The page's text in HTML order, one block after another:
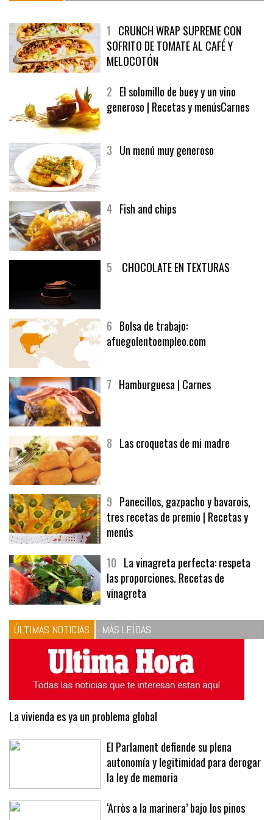
1 CRUNCH WRAP SUPREME CON
SOFRITO DE TOMATE AL CAFÉ Y
MELOCOTÓN
2 El solomillo de buey y un vino
generoso | Recetas y menúsCarnes
3 Un menú muy generoso
4 Fish and chips
5 CHOCOLATE EN TEXTURAS
6 Bolsa de trabajo:
afuegolentoempleo.com
7 Hamburguesa | Carnes
8 Las croquetas de mi madre
9 Panecillos, gazpacho y bavarois,
tres recetas de premio | Recetas y
menús
10 La vinagreta perfecta: respeta
las proporciones. Recetas de
vinagreta
ÚLTIMAS NOTICIAS MÁS LEÍDAS
La vivienda es ya un problema global
El Parlament defiende su plena
autonomía y legitimidad para derogar
la ley de memoria
‘Arròs a la marinera’ bajo los pinos